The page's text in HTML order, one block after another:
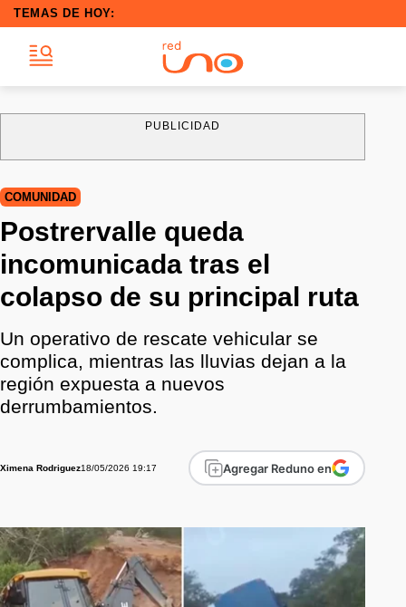
TEMAS DE HOY:
PUBLICIDAD
COMUNIDAD
Postrervalle queda
incomunicada tras el
colapso de su principal ruta
Un operativo de rescate vehicular se
complica, mientras las lluvias dejan a la
región expuesta a nuevos
derrumbamientos.
Ximena Rodriguez18/05/2026 19:17 Agregar Reduno en